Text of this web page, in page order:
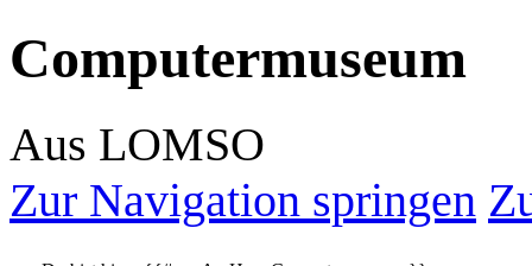
Computermuseum
Aus LOMSO
Zur Navigation springen